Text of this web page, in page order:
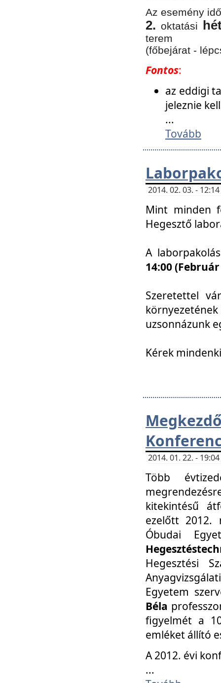
Az esemény
2. oktatási
terem
(főbejárat -
Fontos:
az eddigi
jeleznie
...
Tovább
2014. 02. 03. -
Mint minden
Hegesztő
A
14:00
Szeretettel
uzsonnázunk
Kérek
2014. 01. 22. -
Több
kitekintésű
ezelőtt 2012.
Óbudai
Hegesztési
Egyetem
Béla
figyelmét a
emléket állító
A 2012. évi
...